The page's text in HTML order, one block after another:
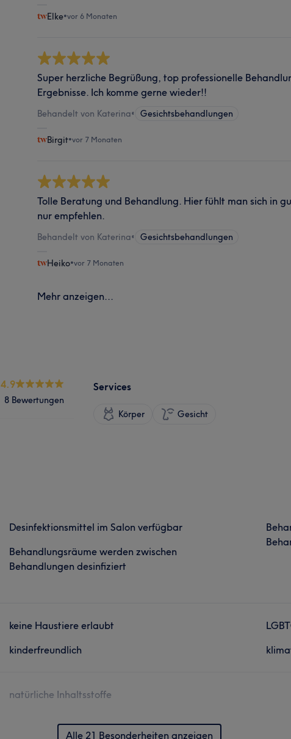
Elke•vor 6 Monaten
Super herzliche Begrüßung, top professionelle
Ergebnisse. Ich komme gerne wieder!!
Behandelt von Katerina• Gesichtsbehandlungen
Birgit•vor 7 Monaten
Tolle Beratung und Behandlung. Hier fühlt man sich in
nur empfehlen.
Behandelt von Katerina• Gesichtsbehandlungen
Heiko•vor 7 Monaten
Mehr anzeigen...
4.9
8 Bewertungen
Services
Körper Gesicht
Desinfektionsmittel im Salon verfügbar
Behandlungsräume werden zwischen
Behandlungen desinfiziert
keine Haustiere erlaubt
kinderfreundlich
natürliche Inhaltsstoffe
Alle 21 Besonderheiten anzeigen